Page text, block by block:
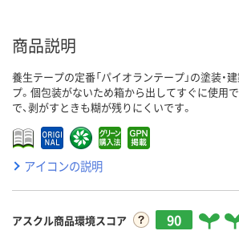
商品説明
養生テープの定番「パイオランテープ」の塗装・
プ。個包装がないため箱から出してすぐに使用で
で、剥がすときも糊が残りにくいです。
アイコンの説明
アスクル商品環境スコア 90